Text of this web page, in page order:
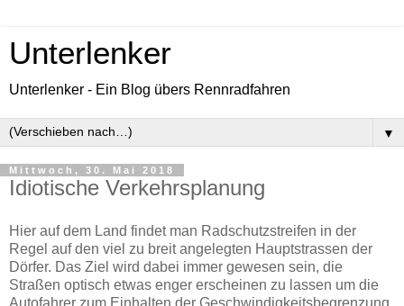
Unterlenker
Unterlenker - Ein Blog übers Rennradfahren
▼
Mittwoch, 30. Mai 2018
Idiotische Verkehrsplanung
Hier auf dem Land findet man Radschutzstreifen in der
Regel auf den viel zu breit angelegten Hauptstrassen der
Dörfer. Das Ziel wird dabei immer gewesen sein, die
Straßen optisch etwas enger erscheinen zu lassen um die
Autofahrer zum Einhalten der Geschwindigkeitsbegrenzung